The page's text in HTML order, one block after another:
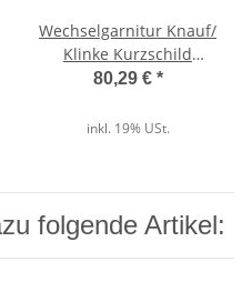
MZD-HT8 eignet sich
Wechselgarnitur Knauf/
Klinke Kurzschild
Aluminium FS
80,29 € *
inkl. 19% USt.
folgende Artikel: